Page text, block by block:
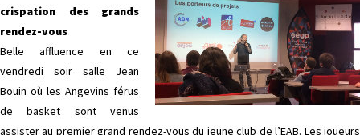
crispation des grands
rendez-vous
Belle affluence en ce
vendredi soir salle Jean
Bouin où les Angevins férus
de basket sont venus
assister au premier grand rendez-vous du jeune club de l’EAB. Les joueurs